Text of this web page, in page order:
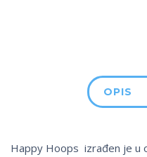
OPIS
Happy Hoops izrađen je u